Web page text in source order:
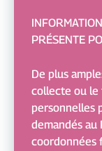
PRÉSENTE
De plus
collecte ou le
personnelles
demandés
coordonnées